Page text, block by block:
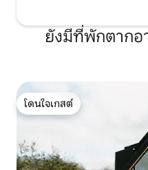
ยังมีที่พักตากอ
โดนใจเกสต์
โดนใจเกสต์